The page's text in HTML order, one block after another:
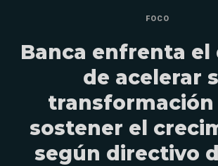
FOCO
Banca enfrenta el
de acelerar
transformación
sostener el
según directivo